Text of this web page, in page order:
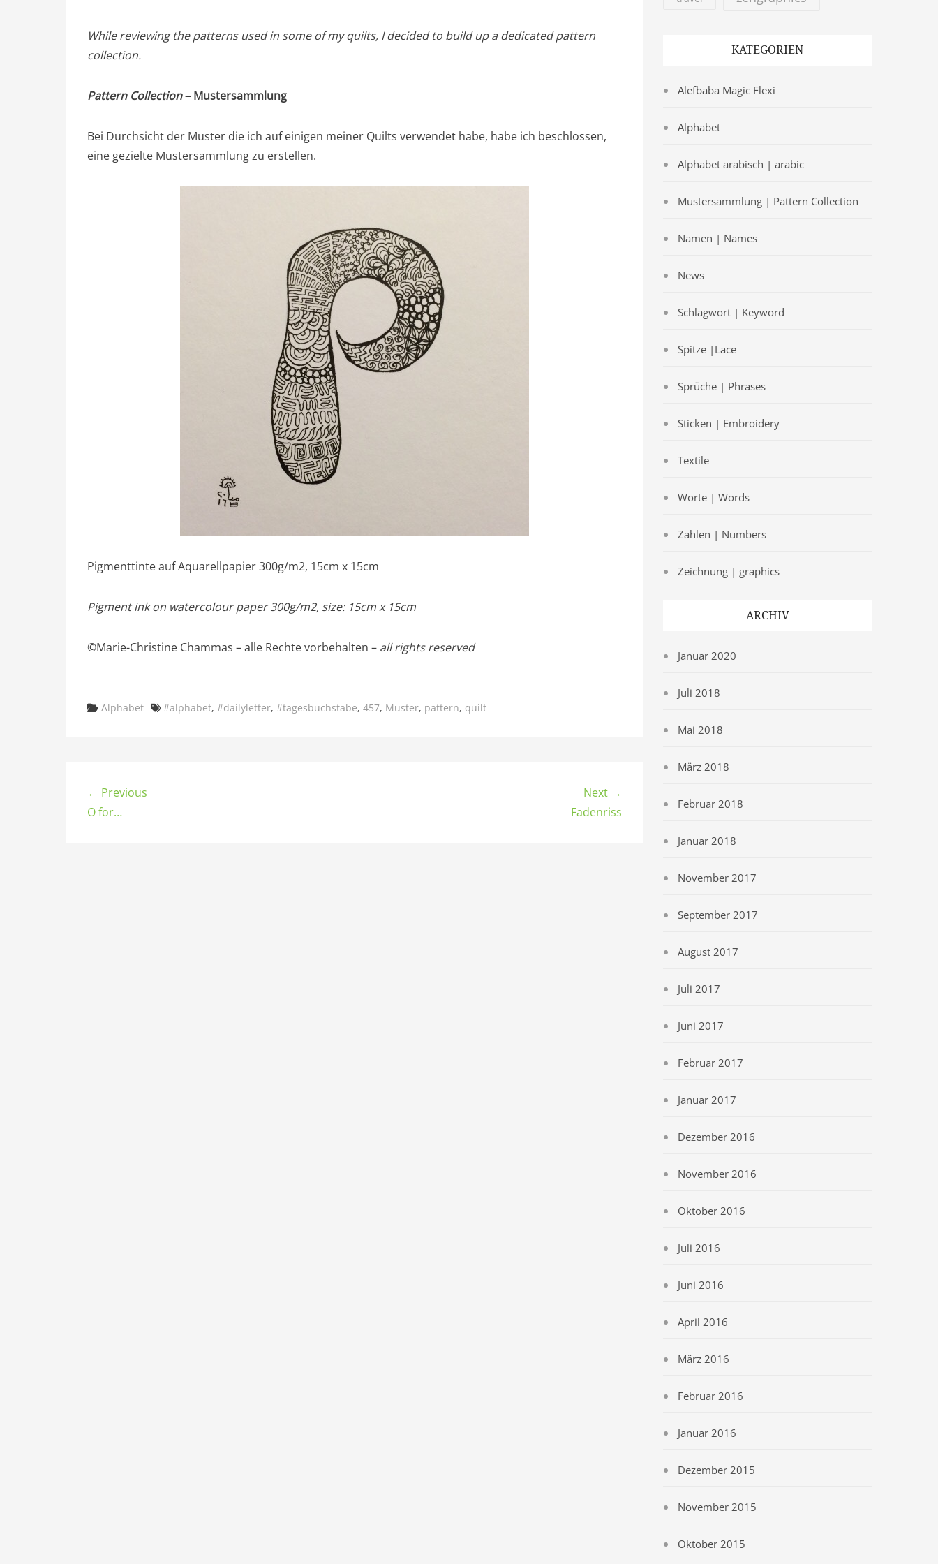
While reviewing the patterns used in some of my quilts, I decided to build up a dedicated pattern
collection.
Pattern Collection– Mustersammlung
Bei Durchsicht der Muster die ich auf einigen meiner Quilts verwendet habe, habe ich beschlossen,
eine gezielte Mustersammlung zu erstellen.
Pigmenttinte auf Aquarellpapier 300g/m2, 15cm x 15cm
Pigment ink on watercolour paper 300g/m2, size: 15cm x 15cm
©Marie-Christine Chammas – alle Rechte vorbehalten – all rights reserved
Categories
Alphabet Tags
#alphabet, #dailyletter, #tagesbuchstabe, 457, Muster, pattern, quilt
← Previous
O for…
Next →
Fadenriss
KATEGORIEN
Alefbaba Magic Flexi
Alphabet
Alphabet arabisch | arabic
Mustersammlung | Pattern Collection
Namen | Names
News
Schlagwort | Keyword
Spitze |Lace
Sprüche | Phrases
Sticken | Embroidery
Textile
Worte | Words
Zahlen | Numbers
Zeichnung | graphics
ARCHIV
Januar 2020
Juli 2018
Mai 2018
März 2018
Februar 2018
Januar 2018
November 2017
September 2017
August 2017
Juli 2017
Juni 2017
Februar 2017
Januar 2017
Dezember 2016
November 2016
Oktober 2016
Juli 2016
Juni 2016
April 2016
März 2016
Februar 2016
Januar 2016
Dezember 2015
November 2015
Oktober 2015